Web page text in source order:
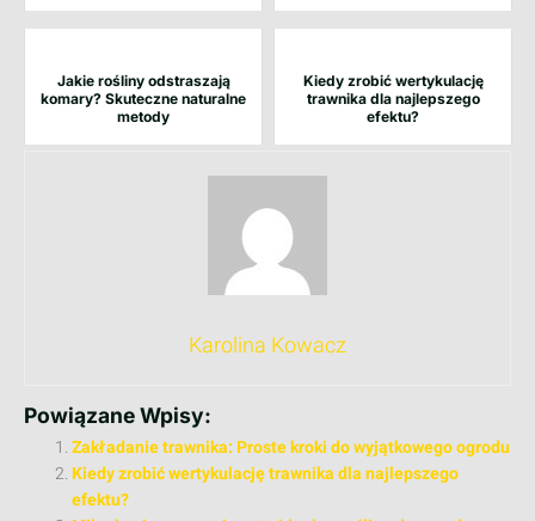
Jakie rośliny odstraszają
komary? Skuteczne naturalne
metody
Kiedy zrobić wertykulację
trawnika dla najlepszego
efektu?
Karolina Kowacz
Powiązane Wpisy:
Zakładanie trawnika: Proste kroki do wyjątkowego ogrodu
Kiedy zrobić wertykulację trawnika dla najlepszego
efektu?